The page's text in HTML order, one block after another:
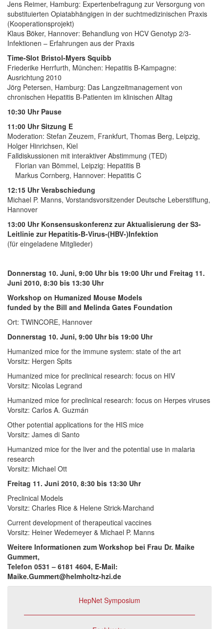
Jens Reimer, Hamburg: Expertenbefragung zur Versorgung von
substituierten Opiatabhängigen in der suchtmedizinischen Praxis
(Kooperationsprojekt)
Klaus Böker, Hannover: Behandlung von HCV Genotyp 2/3-
Infektionen – Erfahrungen aus der Praxis
Time-Slot Bristol-Myers Squibb
Friederike Herrfurth, München: Hepatitis B-Kampagne:
Ausrichtung 2010
Jörg Petersen, Hamburg: Das Langzeitmanagement von
chronischen Hepatitis B-Patienten im klinischen Alltag
10:30 Uhr Pause
11:00 Uhr Sitzung E
Moderation: Stefan Zeuzem, Frankfurt, Thomas Berg, Leipzig,
Holger Hinrichsen, Kiel
Falldiskussionen mit interaktiver Abstimmung (TED)
Florian van Bömmel, Leipzig: Hepatitis B
Markus Cornberg, Hannover: Hepatitis C
12:15 Uhr Verabschiedung
Michael P. Manns, Vorstandsvorsitzender Deutsche Leberstiftung,
Hannover
13:00 Uhr Konsensuskonferenz zur Aktualisierung der S3-
Leitlinie zur Hepatitis-B-Virus-(HBV-)Infektion
(für eingeladene Mitglieder)
Donnerstag 10. Juni, 9:00 Uhr bis 19:00 Uhr und Freitag 11.
Juni 2010, 8:30 bis 13:30 Uhr
Workshop on Humanized Mouse Models
funded by the Bill and Melinda Gates Foundation
Ort: TWINCORE, Hannover
Donnerstag 10. Juni, 9:00 Uhr bis 19:00 Uhr
Humanized mice for the immune system: state of the art
Vorsitz: Hergen Spits
Humanized mice for preclinical research: focus on HIV
Vorsitz: Nicolas Legrand
Humanized mice for preclinical research: focus on Herpes viruses
Vorsitz: Carlos A. Guzmán
Other potential applications for the HIS mice
Vorsitz: James di Santo
Humanized mice for the liver and the potential use in malaria
research
Vorsitz: Michael Ott
Freitag 11. Juni 2010, 8:30 bis 13:30 Uhr
Preclinical Models
Vorsitz: Charles Rice & Helene Strick-Marchand
Current development of therapeutical vaccines
Vorsitz: Heiner Wedemeyer & Michael P. Manns
Weitere Informationen zum Workshop bei Frau Dr. Maike
Gummert,
Telefon 0531 – 6181 4604, E-Mail:
Maike.Gummert@helmholtz-hzi.de
HepNet Symposium